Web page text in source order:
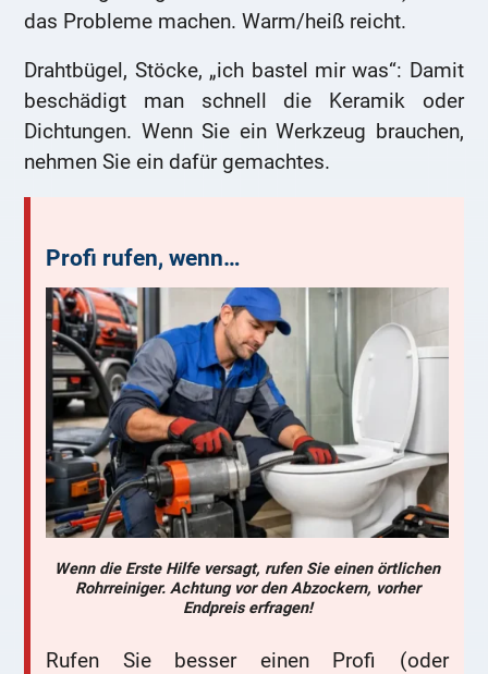
das Probleme machen. Warm/heiß reicht.
Drahtbügel, Stöcke, „ich bastel mir was“: Damit
beschädigt man schnell die Keramik oder
Dichtungen. Wenn Sie ein Werkzeug brauchen,
nehmen Sie ein dafür gemachtes.
Profi rufen, wenn…
Wenn die Erste Hilfe versagt, rufen Sie einen örtlichen
Rohrreiniger. Achtung vor den Abzockern, vorher
Endpreis erfragen!
Rufen Sie besser einen Profi (oder